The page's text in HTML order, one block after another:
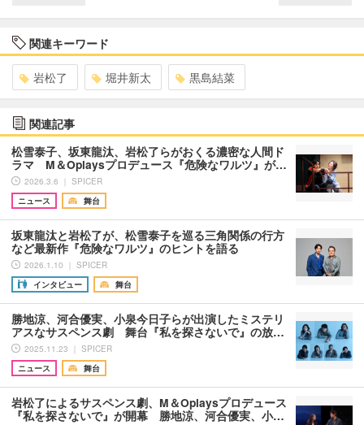
関連キーワード
岩松了 堀井新太 黒島結菜
関連記事
松雪泰子、坂東龍汰、岩松了らがおくる濃密な人間ド
ラマ M＆Oplaysプロデュース『危険なワルツ』が…
2026.3.6 ｜ SPICER
ニュース
舞台
坂東龍汰と岩松了が、松雪泰子を巡る三角関係の行方
など最新作『危険なワルツ』のヒントを語る
2026.1.10 ｜ SPICER
インタビュー
舞台
勝地涼、河合優実、小泉今日子らが出演したミステリ
アスなサスペンス劇 舞台『私を探さないで』の放…
2025.11.23 ｜ SPICER
ニュース
舞台
岩松了によるサスペンス劇、M＆Oplaysプロデュース
『私を探さないで』が開幕 勝地涼、河合優実、小…